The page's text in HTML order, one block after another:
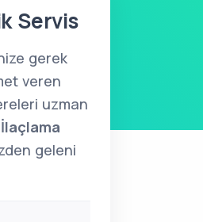
Servis
gerek
veren
uzman
geleni